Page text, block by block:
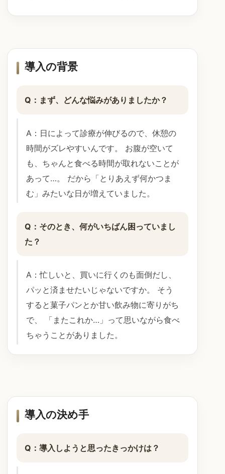
導入の背景
Q：まず、どんな悩みがありましたか？
A：日によって診療が伸びるので、休憩の
時間がズレやすいんです。 お腹が空いて
も、ちゃんと食べる時間が取れないことが
あって…。 だから「とりあえず何かつま
む」みたいな日が増えていました。
Q：そのとき、何がいちばん困っていまし
た？
A：忙しいと、買いに行くのも面倒だし、
パッと済ませたいじゃないですか。 そう
すると菓子パンとか甘い飲み物に寄りがち
で、 「またこれか…」って思いながら食べ
ちゃうことがありました。
導入の決め手
Q：導入しようと思ったきっかけは？